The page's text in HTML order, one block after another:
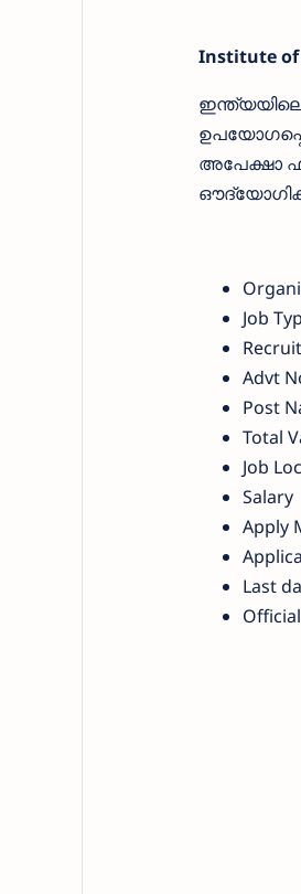
Institute of
അപേക്ഷാ
ഔദ്യോഗിക
Job
Advt
Post
Total
Job
Salary
Apply
Last